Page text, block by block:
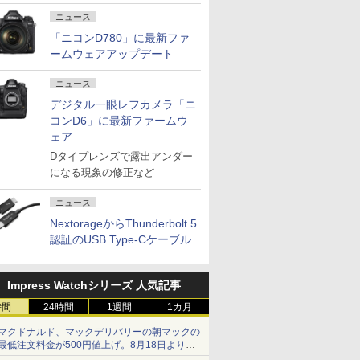
ニュース
「ニコンD780」に最新ファ
ームウェアアップデート
ニュース
デジタル一眼レフカメラ「ニ
コンD6」に最新ファームウ
ェア
Dタイプレンズで露出アンダー
になる現象の修正など
ニュース
NextorageからThunderbolt 5
認証のUSB Type-Cケーブル
Impress Watchシリーズ 人気記事
24時間 1週間 1カ月
クドナルド、マックデリバリーの朝マックの
低注文料金が500円値上げ。8月18日より
円から受付